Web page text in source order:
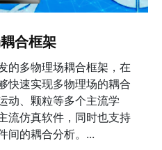
合框架
的多物理场耦合框架，在
快速实现多物理场的耦合
动、颗粒等多个主流学
流仿真软件，同时也支持
间的耦合分析。...